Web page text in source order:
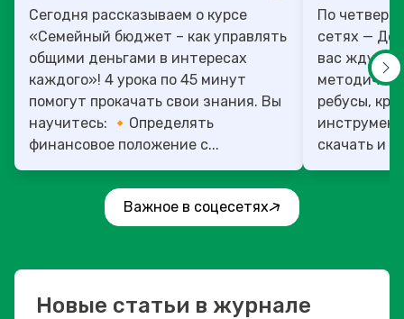
Сегодня рассказываем о курсе
«Семейный бюджет – как управлять
общими деньгами в интересах
каждого»! 4 урока по 45 минут
помогут прокачать свои знания. Вы
научитесь: 🔸Определять
финансовое положение с...
По
сетях — День
вас ждут
ребусы,
скачать и
Важное в соцесетях
Новые статьи в журнале